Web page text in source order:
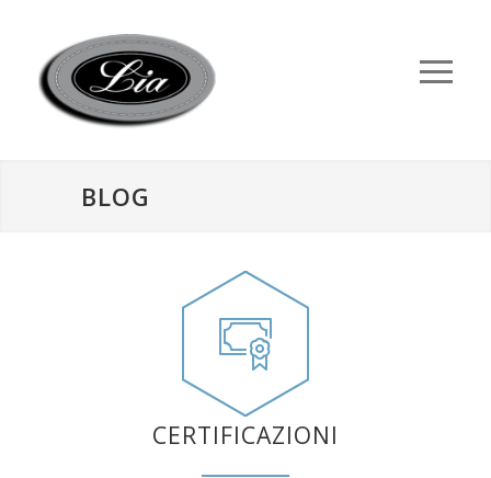
BLOG
CERTIFICAZIONI